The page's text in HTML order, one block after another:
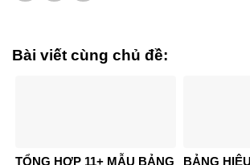
Bài viết cùng chủ đề:
TỔNG HỢP 11+ MẪU BẢNG
BẢNG